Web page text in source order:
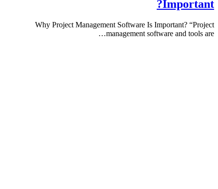
Why Project Management Software Is Important?
management software and